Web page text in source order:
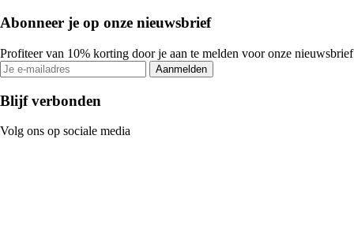
Abonneer je op onze nieuwsbrief
Profiteer van 10% korting door je aan te melden voor onze nieuwsbrief
Aanmelden
Blijf verbonden
Volg ons op sociale media